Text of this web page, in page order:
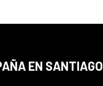
EN SANTIAGO